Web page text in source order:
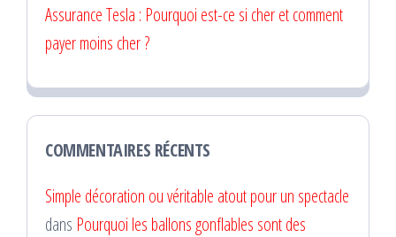
Assurance Tesla : Pourquoi est-ce si cher et comment
payer moins cher ?
COMMENTAIRES RÉCENTS
Simple décoration ou véritable atout pour un spectacle
dans Pourquoi les ballons gonflables sont des